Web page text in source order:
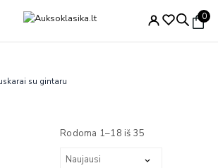
nuo 49€ 0
su gintaru
Rodoma 1–18 iš 35